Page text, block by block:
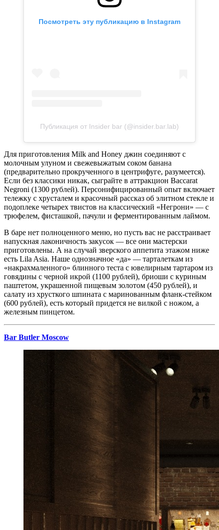
Посмотреть эту публикацию в Instagram
Публикация от Insider bar (@insider.bar.lab)
Для приготовления Milk and Honey джин соединяют с
молочным улуном и свежевыжатым соком банана
(предварительно прокрученного в центрифуге, разумеется).
Если без классики никак, сыграйте в аттракцион Baccarat
Negroni (1300 рублей). Персонифицированный опыт включает
тележку с хрусталем и красочный рассказ об элитном стекле и
подоплеке четырех твистов на классический «Негрони» — с
трюфелем, фисташкой, пачули и ферментированным лаймом.
В баре нет полноценного меню, но пусть вас не расстраивает
напускная лаконичность закусок — все они мастерски
приготовлены. А на случай зверского аппетита этажом ниже
есть Lila Asia. Наше однозначное «да» — тарталеткам из
«накрахмаленного» блинного теста с ювелирным тартаром из
говядины с черной икрой (1100 рублей), бриоши с куриным
паштетом, украшенной пищевым золотом (450 рублей), и
салату из хрусткого шпината с маринованным фланк-стейком
(600 рублей), есть который придется не вилкой с ножом, а
железным пинцетом.
Bar Butler Moscow